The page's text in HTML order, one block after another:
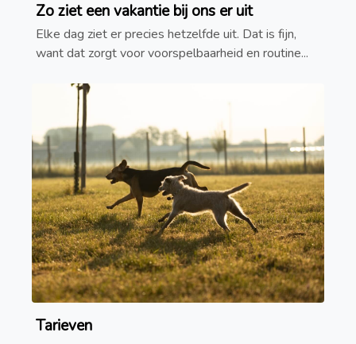
Zo ziet een vakantie bij ons er uit
Elke dag ziet er precies hetzelfde uit. Dat is fijn,
want dat zorgt voor voorspelbaarheid en routine...
Tarieven